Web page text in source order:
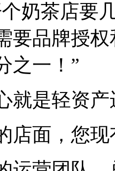
奶茶店要
要品牌授
之一！”
就是轻资产
店面，您